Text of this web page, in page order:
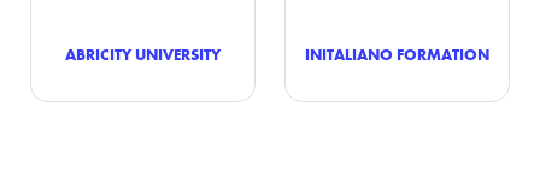
ABRICITY UNIVERSITY INITALIANO FORMATION